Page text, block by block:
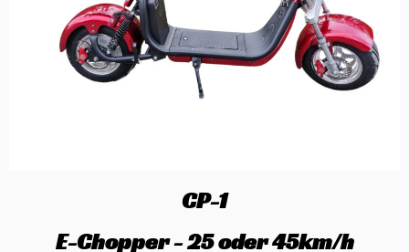
CP-1
E-Chopper - 25 oder 45km/h